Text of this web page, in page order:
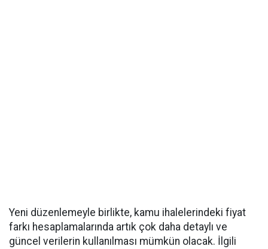
Yeni düzenlemeyle birlikte, kamu ihalelerindeki fiyat
farkı hesaplamalarında artık çok daha detaylı ve
güncel verilerin kullanılması mümkün olacak. İlgili